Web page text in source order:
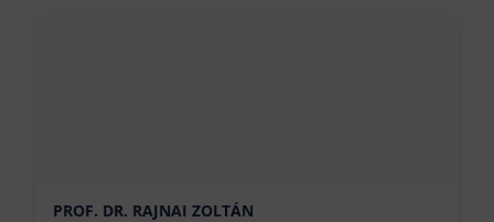
PROF. DR. RAJNAI ZOLTÁN